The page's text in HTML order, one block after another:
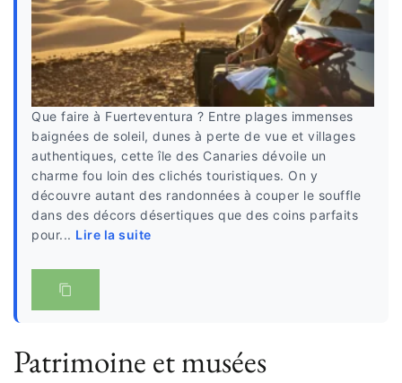
Que faire à Fuerteventura ? Entre plages immenses
baignées de soleil, dunes à perte de vue et villages
authentiques, cette île des Canaries dévoile un
charme fou loin des clichés touristiques. On y
découvre autant des randonnées à couper le souffle
dans des décors désertiques que des coins parfaits
pour... Lire la suite
Patrimoine et musées